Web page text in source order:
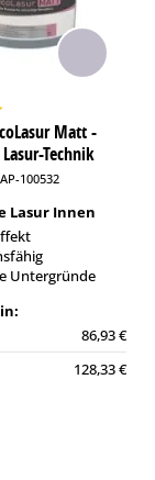
Matt -
Technik
100532
Lasur Innen
Untergründe
86,93 €
128,33 €